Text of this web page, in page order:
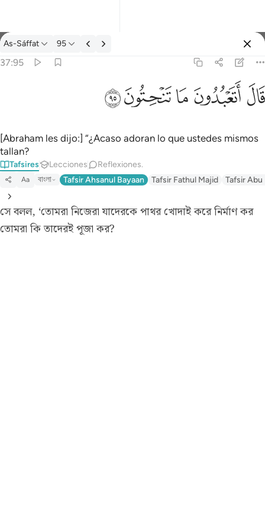
Tafsir: As-Sáffat 37:95
As-Sáffat 95
37:95
ﲟﲠﲡﲢﲣ
[Abraham les dijo:] “¿Acaso adoran lo que ustedes mismos
tallan?
Tafsires Lecciones Reflexiones.
Aa বাংলা Tafsir Ahsanul Bayaan Tafsir Fathul Majid Tafsir Abu
সে বলল, ‘তোমরা নিজেরা যাদেরকে পাথর খোদাই করে নির্মাণ কর
তোমরা কি তাদেরই পূজা কর?